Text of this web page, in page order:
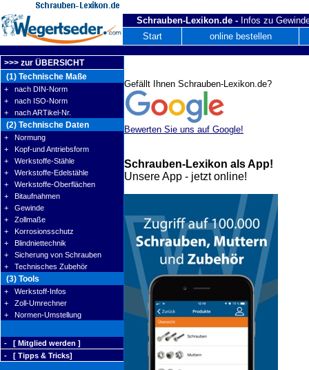
Schrauben-Lexikon.de - Infos zu
Start
online bestellen
>>> zur ÜBERSICHT
(1) Technische Maße
+ nach DIN-Norm
+ nach ISO-Norm
+ nach ARTikel-Nr.
(2) Technische Daten
+ Normung
+ Kopf-und Antriebsform
+ Werkstoffe-Stähle
+ Werkstoffe-Edelstähle
+ Werkstoffe-Oberflächen
+ Bitaufnahmen
+ Gewinde
+ Zollmaße
+ Korrosionsschutz
+ Blindniettechnik
+ Sicherung von Schrauben
+ Technisches Zubehör
(3) Tools
+ Werkstoff-Infos
+ Zoll-Umrechner
+ Normen-Umstellung
- [ Mitglied werden ]
- [ Tipps & Tricks]
Gefällt Ihnen Schrauben-Lexikon.de?
Bewerten Sie uns auf Google!
Schrauben-Lexikon als App!
Unsere App - jetzt online!